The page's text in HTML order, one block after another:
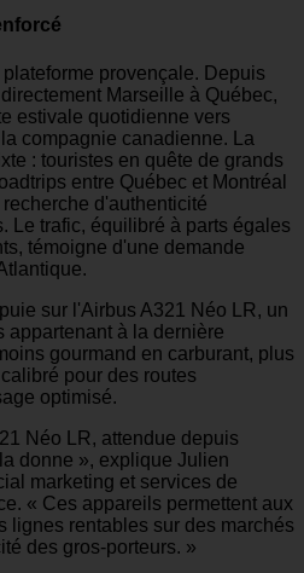
provençale. Depuis
Marseille à Québec,
estivale quotidienne vers
compagnie canadienne. La
: touristes en quête de grands
entre Québec et Montréal
d'authenticité
Le trafic, équilibré à parts égales
témoigne d'une demande
sur l'Airbus A321 Néo LR, un
appartenant à la dernière
gourmand en carburant, plus
pour des routes
optimisé.
Néo LR, attendue depuis
donne », explique Julien
marketing et services de
« Ces appareils permettent aux
lignes rentables sur des marchés
des gros-porteurs. »